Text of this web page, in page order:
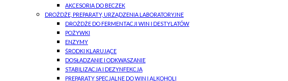
AKCESORIA DO BECZEK
DROŻDŻE, PREPARATY, URZĄDZENIA LABORATORYJNE
DROŻDŻE DO FERMENTACJI WIN I DESTYLATÓW
POŻYWKI
ENZYMY
ŚRODKI KLARUJĄCE
DOSŁADZANIE I ODKWASZANIE
STABILIZACJA I DEZYNFEKCJA
PREPARATY SPECJALNE DO WIN I ALKOHOLI